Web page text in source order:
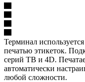
Терминал
печатью этикеток.
серий TB и 4D.
автоматически
любой сложности.